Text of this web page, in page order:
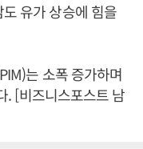
유가 상승에 힘을
는 소폭 증가하며
. [비즈니스포스트 남